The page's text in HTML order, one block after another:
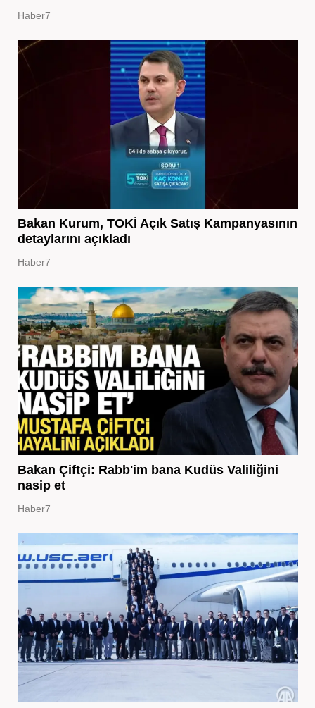
Haber7
Bakan Kurum, TOKİ Açık Satış Kampanyasının
detaylarını açıkladı
Haber7
Bakan Çiftçi: Rabb'im bana Kudüs Valiliğini
nasip et
Haber7